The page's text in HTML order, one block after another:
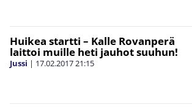
Huikea startti – Kalle Rovanperä
laittoi muille heti jauhot suuhun!
Jussi | 17.02.201721:15